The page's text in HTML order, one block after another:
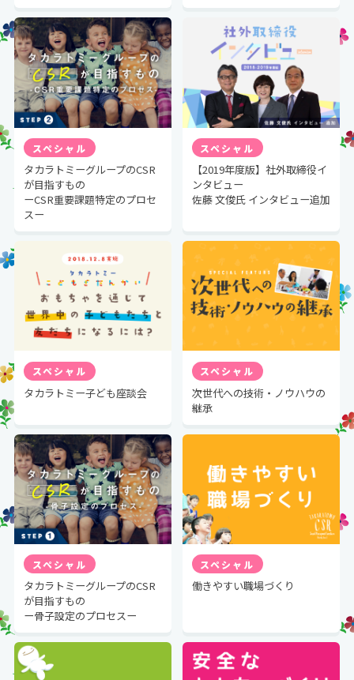
スペシャル
タカラトミーグループのCSR
が目指すもの
ーCSR重要課題特定のプロセ
スー
スペシャル
【2019年度版】社外取締役イ
ンタビュー
佐藤 文俊氏 インタビュー追加
スペシャル
タカラトミー子ども座談会
スペシャル
次世代への技術・ノウハウの
継承
スペシャル
タカラトミーグループのCSR
が目指すもの
ー骨子設定のプロセスー
スペシャル
働きやすい職場づくり